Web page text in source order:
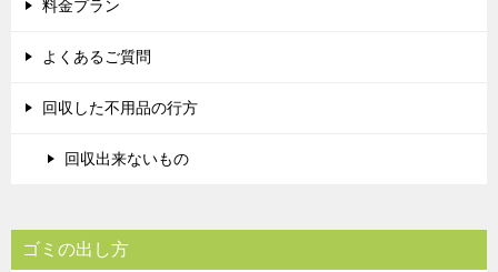
料金プラン
よくあるご質問
回収した不用品の行方
回収出来ないもの
ゴミの出し方